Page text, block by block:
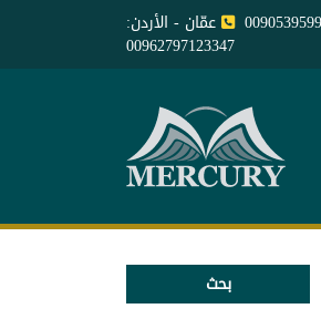
عمّان - الأردن:
00962797123347
بحث